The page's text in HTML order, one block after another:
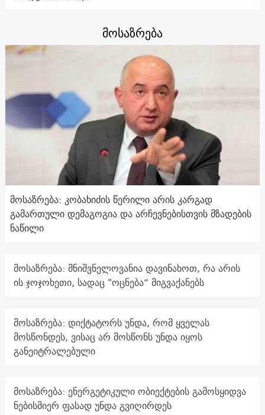
მოსაზრება
მოსაზრება: კობახიძის წერილი არის კარგად
გამართული დემაგოგია და არჩევნებისთვის მზადების
ნაწილი
მოსაზრება: მნიშვნელოვანია დავინახოთ, რა არის
ის ჯოჯოხეთი, სადაც "ოცნება“ მიგვაქანებს
მოსაზრება: დიქტატორს უნდა, რომ ყველას
მოსწონდეს, ვისაც არ მოსწონს უნდა იყოს
განეიტრალებული
მოსაზრება: ენერგეტიკული ობიექტების გამოსყიდვა
ნებისმიერ ფასად უნდა გვიღირდეს